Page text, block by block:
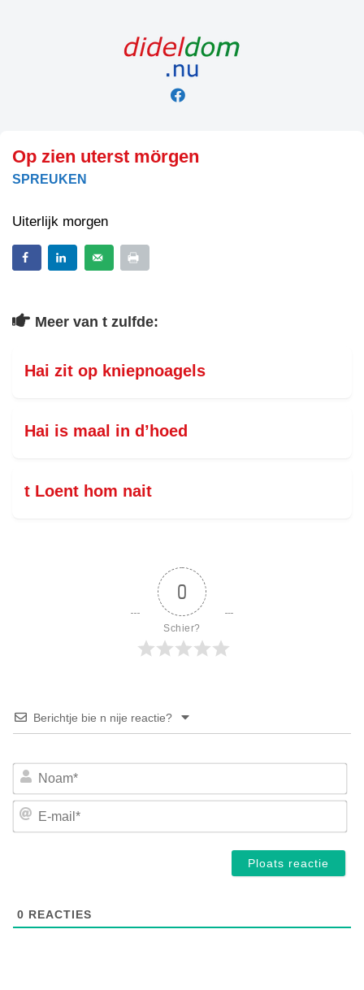
Op zien uterst mörgen
SPREUKEN
Uiterlijk morgen
Meer van t zulfde:
Hai zit op kniepnoagels
Hai is maal in d’hoed
t Loent hom nait
0
Schier?
Berichtje bie n nije reactie?
E-
0 REACTIES